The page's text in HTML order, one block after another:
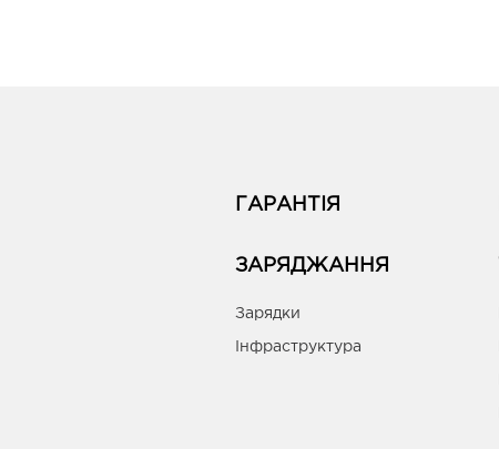
ГАРАНТІЯ
ЗАРЯДЖАННЯ
Зарядки
Інфраструктура